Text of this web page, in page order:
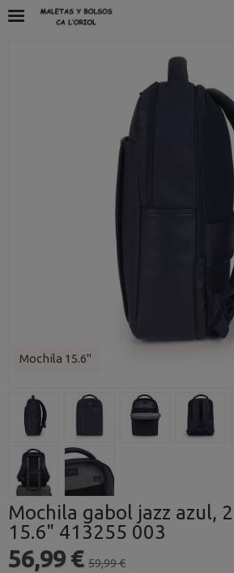
Mochila 15.6"
Mochila gabol jazz azul,
15.6" 413255 003
56,99 € 59,99 €